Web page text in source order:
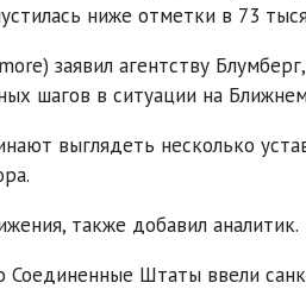
ниже отметки в 73
заявил агентству
шагов в ситуации на
выглядеть несколько
также добавил аналитик.
Соединенные Штаты ввели